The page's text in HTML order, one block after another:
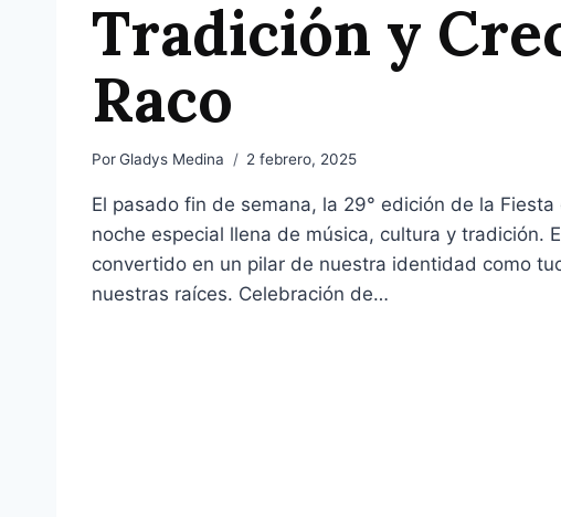
Tradición y
Raco
PorGladys Medina 2 febrero, 2025
El pasado fin de semana, la 29° edición de la
noche especial llena de música, cultura y tradición.
convertido en un pilar de nuestra identidad como
nuestras raíces. Celebración de…